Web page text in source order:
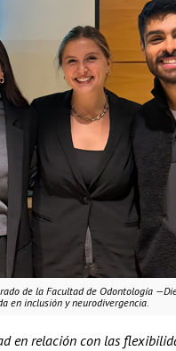
de la Facultad de Odontología
en inclusión y neurodivergencia.
en relación con las